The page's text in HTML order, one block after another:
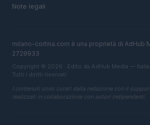
Note legali
milano-cortina.com è una proprietà di AdHub
2729933
Copyright © 2026 · Edito da AdHub Media — Italia
Tutti i diritti riservati
I contenuti sono curati dalla redazione con il
realizzati in collaborazione con autori indipendenti.